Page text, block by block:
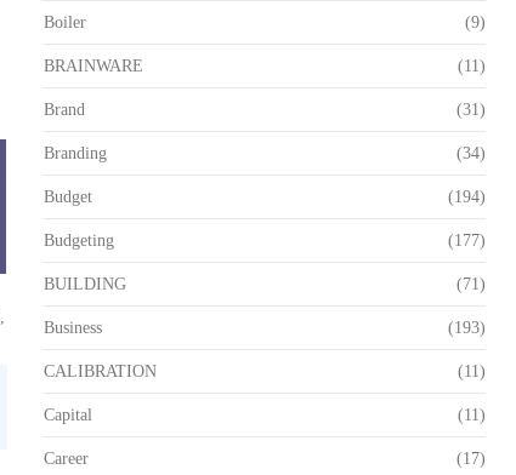
Boiler (9)
BRAINWARE (11)
Brand (31)
Branding (34)
Budget (194)
Budgeting (177)
BUILDING (71)
Business (193)
CALIBRATION (11)
Capital (11)
Career (17)